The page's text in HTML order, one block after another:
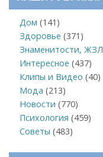
Дом (141)
Здоровье (371)
Знаменитости, ЖЗЛ
Интересное (437)
Клипы и Видео (40)
Мода (213)
Новости (770)
Психология (459)
Советы (483)